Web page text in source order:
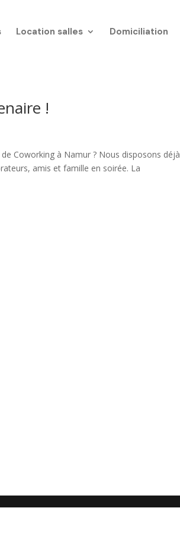
Location salles Domiciliation
!
Coworking à Namur ? Nous disposons déjà
amis et famille en soirée. La